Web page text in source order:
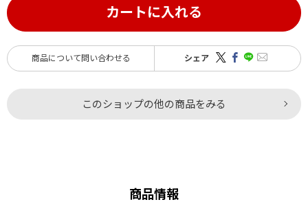
カートに入れる
商品について問い合わせる シェア
このショップの他の商品をみる
商品情報